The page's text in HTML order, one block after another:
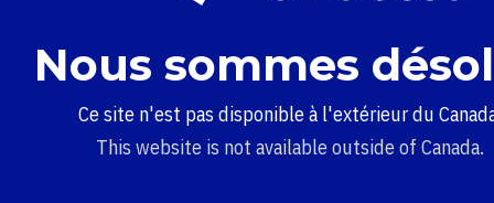
Nous sommes
Ce site n'est pas disponible à l'extérieur du
This website is not available outside of Canada.